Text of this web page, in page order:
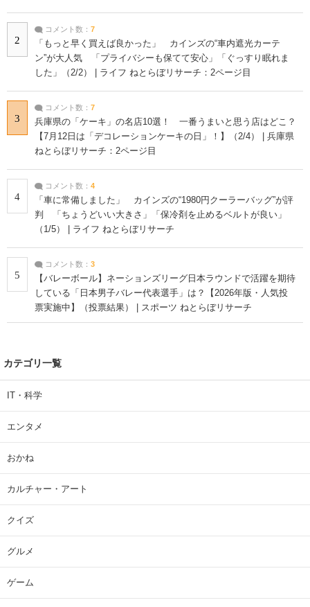
2
コメント数： 7
「もっと早く買えば良かった」 カインズの“車内遮光カーテ
ン”が大人気 「プライバシーも保てて安心」「ぐっすり眠れま
した」（2/2） | ライフ ねとらぼリサーチ：2ページ目
3
コメント数： 7
兵庫県の「ケーキ」の名店10選！ 一番うまいと思う店はどこ？
【7月12日は「デコレーションケーキの日」！】（2/4） | 兵庫県
ねとらぼリサーチ：2ページ目
4
コメント数： 4
「車に常備しました」 カインズの“1980円クーラーバッグ”が評
判 「ちょうどいい大きさ」「保冷剤を止めるベルトが良い」
（1/5） | ライフ ねとらぼリサーチ
5
コメント数： 3
【バレーボール】ネーションズリーグ日本ラウンドで活躍を期待
している「日本男子バレー代表選手」は？【2026年版・人気投
票実施中】（投票結果） | スポーツ ねとらぼリサーチ
カテゴリ一覧
IT・科学
エンタメ
おかね
カルチャー・アート
クイズ
グルメ
ゲーム